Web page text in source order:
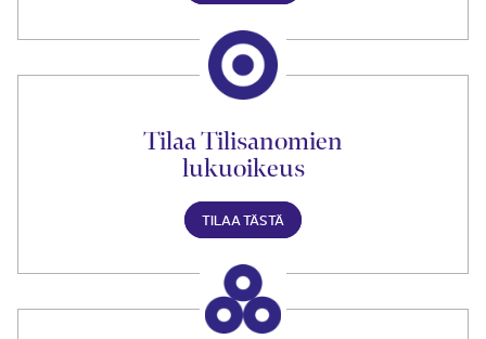
Tilaa Tilisanomien
lukuoikeus
TILAA TÄSTÄ